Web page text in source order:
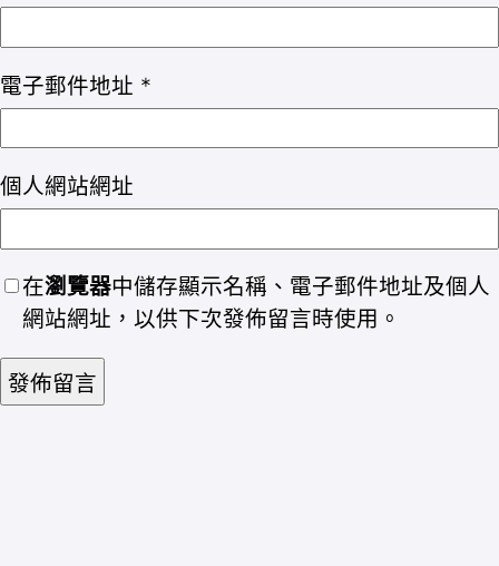
電子郵件地址 *
個人網站網址
在瀏覽器中儲存顯示名稱、電子郵件地址及個人
網站網址，以供下次發佈留言時使用。